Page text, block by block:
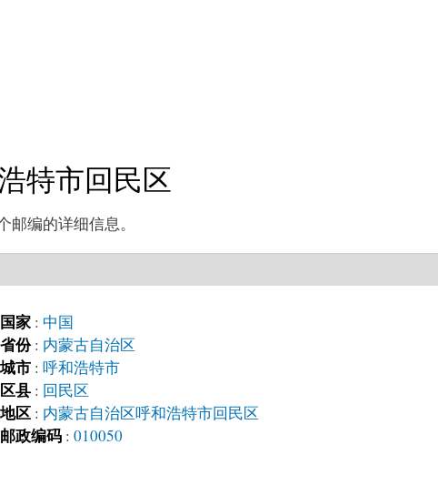
特市回民区
编的详细信息。
国家 : 中国
省份: 内蒙古自治区
城市 : 呼和浩特市
区县 : 回民区
地区 : 内蒙古自治区呼和浩特市回民区
邮政编码 : 010050